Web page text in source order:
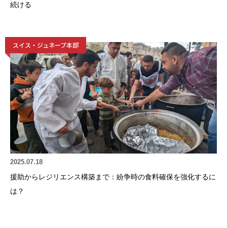
続ける
スイス・ジュネーブ本部
2025.07.18
援助からレジリエンス構築まで：紛争時の食料確保を強化するに
は？